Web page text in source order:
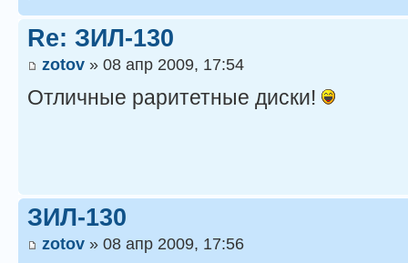
Re: ЗИЛ-130
zotov » 08 апр 2009, 17:54
Отличные раритетные диски!
ЗИЛ-130
zotov » 08 апр 2009, 17:56